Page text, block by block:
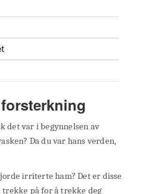
det var i begynnelsen av
Da du var hans verden,
irriterte ham? Det er disse
på for å trekke deg